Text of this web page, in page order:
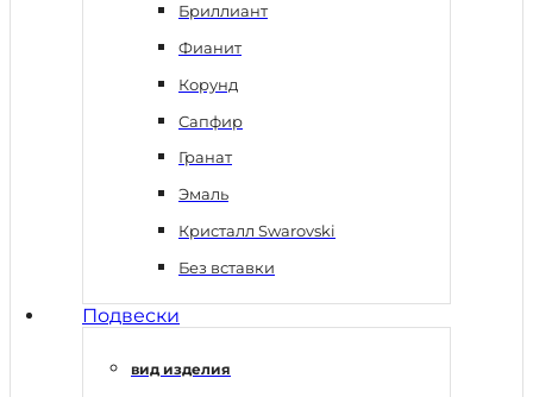
Бриллиант
Фианит
Корунд
Сапфир
Гранат
Эмаль
Кристалл Swarovski
Без вставки
Подвески
вид изделия